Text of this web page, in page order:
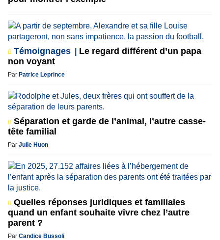
Témoignages
Le regard différent d’un papa
non voyant
Par Patrice Leprince
Séparation et garde de l’animal, l’autre casse-
tête familial
Par Julie Huon
Quelles réponses juridiques et familiales
quand un enfant souhaite vivre chez l’autre
parent ?
Par Candice Bussoli